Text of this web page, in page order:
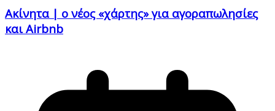
Ακίνητα | ο νέος «χάρτης» για αγοραπωλησίες
και Airbnb